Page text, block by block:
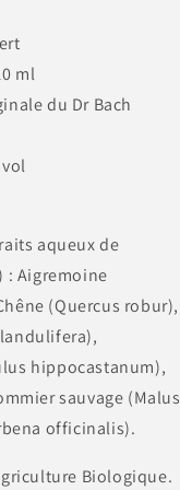
ml
du Dr Bach
aqueux de
: Aigremoine
(Quercus robur),
hippocastanum),
sauvage (Malus
officinalis).
Biologique.